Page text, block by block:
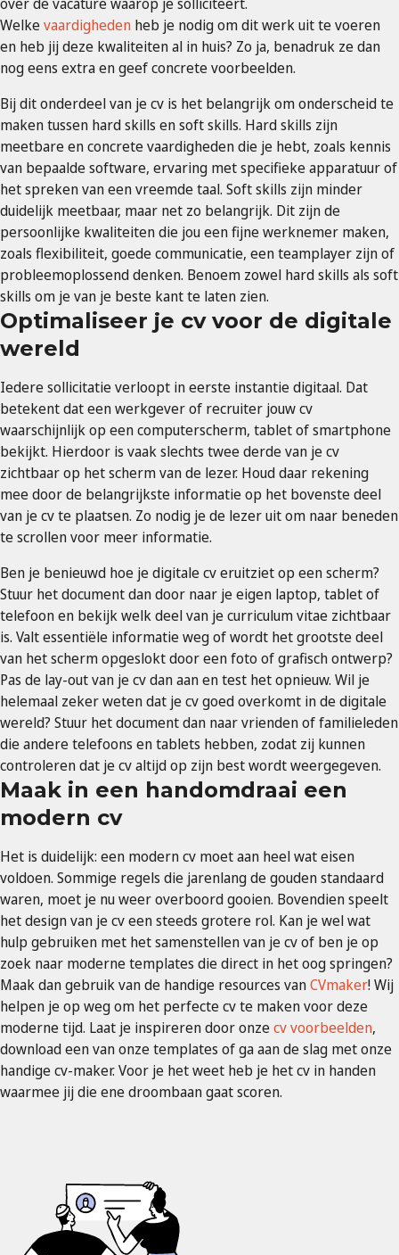
over de vacature waarop je solliciteert.
Welkevaardigheden heb je nodig om dit werk uit te voeren
en heb jij deze kwaliteiten al in huis? Zo ja, benadruk ze dan
nog eens extra en geef concrete voorbeelden.
Bij dit onderdeel van je cv is het belangrijk om onderscheid te
maken tussen hard skills en soft skills. Hard skills zijn
meetbare en concrete vaardigheden die je hebt, zoals kennis
van bepaalde software, ervaring met specifieke apparatuur of
het spreken van een vreemde taal. Soft skills zijn minder
duidelijk meetbaar, maar net zo belangrijk. Dit zijn de
persoonlijke kwaliteiten die jou een fijne werknemer maken,
zoals flexibiliteit, goede communicatie, een teamplayer zijn of
probleemoplossend denken. Benoem zowel hard skills als soft
skills om je van je beste kant te laten zien.
Optimaliseer je cv voor de digitale
wereld
Iedere sollicitatie verloopt in eerste instantie digitaal. Dat
betekent dat een werkgever of recruiter jouw cv
waarschijnlijk op een computerscherm, tablet of smartphone
bekijkt. Hierdoor is vaak slechts twee derde van je cv
zichtbaar op het scherm van de lezer. Houd daar rekening
mee door de belangrijkste informatie op het bovenste deel
van je cv te plaatsen. Zo nodig je de lezer uit om naar beneden
te scrollen voor meer informatie.
Ben je benieuwd hoe je digitale cv eruitziet op een scherm?
Stuur het document dan door naar je eigen laptop, tablet of
telefoon en bekijk welk deel van je curriculum vitae zichtbaar
is. Valt essentiële informatie weg of wordt het grootste deel
van het scherm opgeslokt door een foto of grafisch ontwerp?
Pas de lay-out van je cv dan aan en test het opnieuw. Wil je
helemaal zeker weten dat je cv goed overkomt in de digitale
wereld? Stuur het document dan naar vrienden of familieleden
die andere telefoons en tablets hebben, zodat zij kunnen
controleren dat je cv altijd op zijn best wordt weergegeven.
Maak in een handomdraai een
modern cv
Het is duidelijk: een modern cv moet aan heel wat eisen
voldoen. Sommige regels die jarenlang de gouden standaard
waren, moet je nu weer overboord gooien. Bovendien speelt
het design van je cv een steeds grotere rol. Kan je wel wat
hulp gebruiken met het samenstellen van je cv of ben je op
zoek naar moderne templates die direct in het oog springen?
Maak dan gebruik van de handige resources vanCVmaker! Wij
helpen je op weg om het perfecte cv te maken voor deze
moderne tijd. Laat je inspireren door onzecv voorbeelden,
download een van onze templates of ga aan de slag met onze
handige cv-maker. Voor je het weet heb je het cv in handen
waarmee jij die ene droombaan gaat scoren.